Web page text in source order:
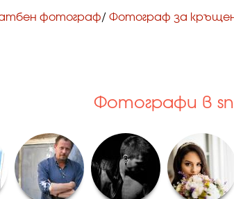
фотограф/ Фотограф за
Фотографи в